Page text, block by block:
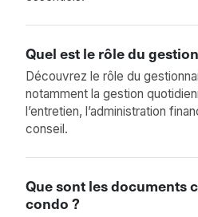
Quel est le rôle du
Découvrez le rôle du
notamment la gestion
l’entretien, l’administration
conseil.
Que sont les documents
condo ?